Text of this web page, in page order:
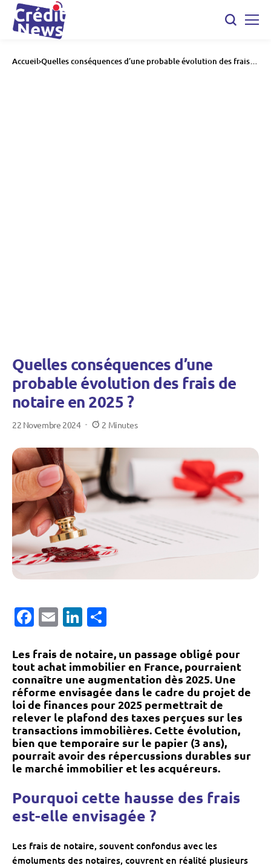
Accueil Quelles conséquences d’une probable évolution des frais
de notaire en 2025 ?
Quelles conséquences d’une
probable évolution des frais de
notaire en 2025 ?
22 Novembre 2024 2 Minutes
Facebook
EmailLinkedIn
Les frais de notaire, un passage obligé pour
tout achat immobilier en France, pourraient
connaître une augmentation dès 2025. Une
réforme envisagée dans le cadre du projet de
loi de finances pour 2025 permettrait de
relever le plafond des taxes perçues sur les
transactions immobilières. Cette évolution,
bien que temporaire sur le papier (3 ans),
pourrait avoir des répercussions durables sur
le marché immobilier et les acquéreurs.
Pourquoi cette hausse des frais
est-elle envisagée ?
Les frais de notaire, souvent confondus avec les
émoluments des notaires, couvrent en réalité plusieurs